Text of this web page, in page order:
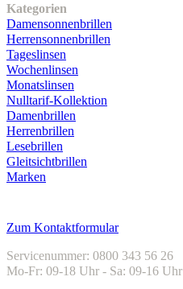
Kategorien
Damensonnenbrillen
Herrensonnenbrillen
Tageslinsen
Wochenlinsen
Monatslinsen
Nulltarif-Kollektion
Damenbrillen
Herrenbrillen
Lesebrillen
Gleitsichtbrillen
Marken
Zum Kontaktformular
Servicenummer: 0800 343 56 26
Mo-Fr: 09-18 Uhr - Sa: 09-16 Uhr